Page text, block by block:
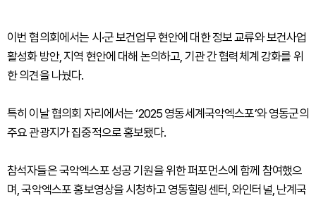
이번 협의회에서는 시·군 보건업무 현안에 대한 정보 교류와 보건사업
활성화 방안, 지역 현안에 대해 논의하고, 기관 간 협력체계 강화를 위
한 의견을 나눴다.
특히 이날 협의회 자리에서는 ‘2025 영동세계국악엑스포’와 영동군의
주요 관광지가 집중적으로 홍보됐다.
참석자들은 국악엑스포 성공 기원을 위한 퍼포먼스에 함께 참여했으
며, 국악엑스포 홍보영상을 시청하고 영동힐링센터, 와인터널, 난계국